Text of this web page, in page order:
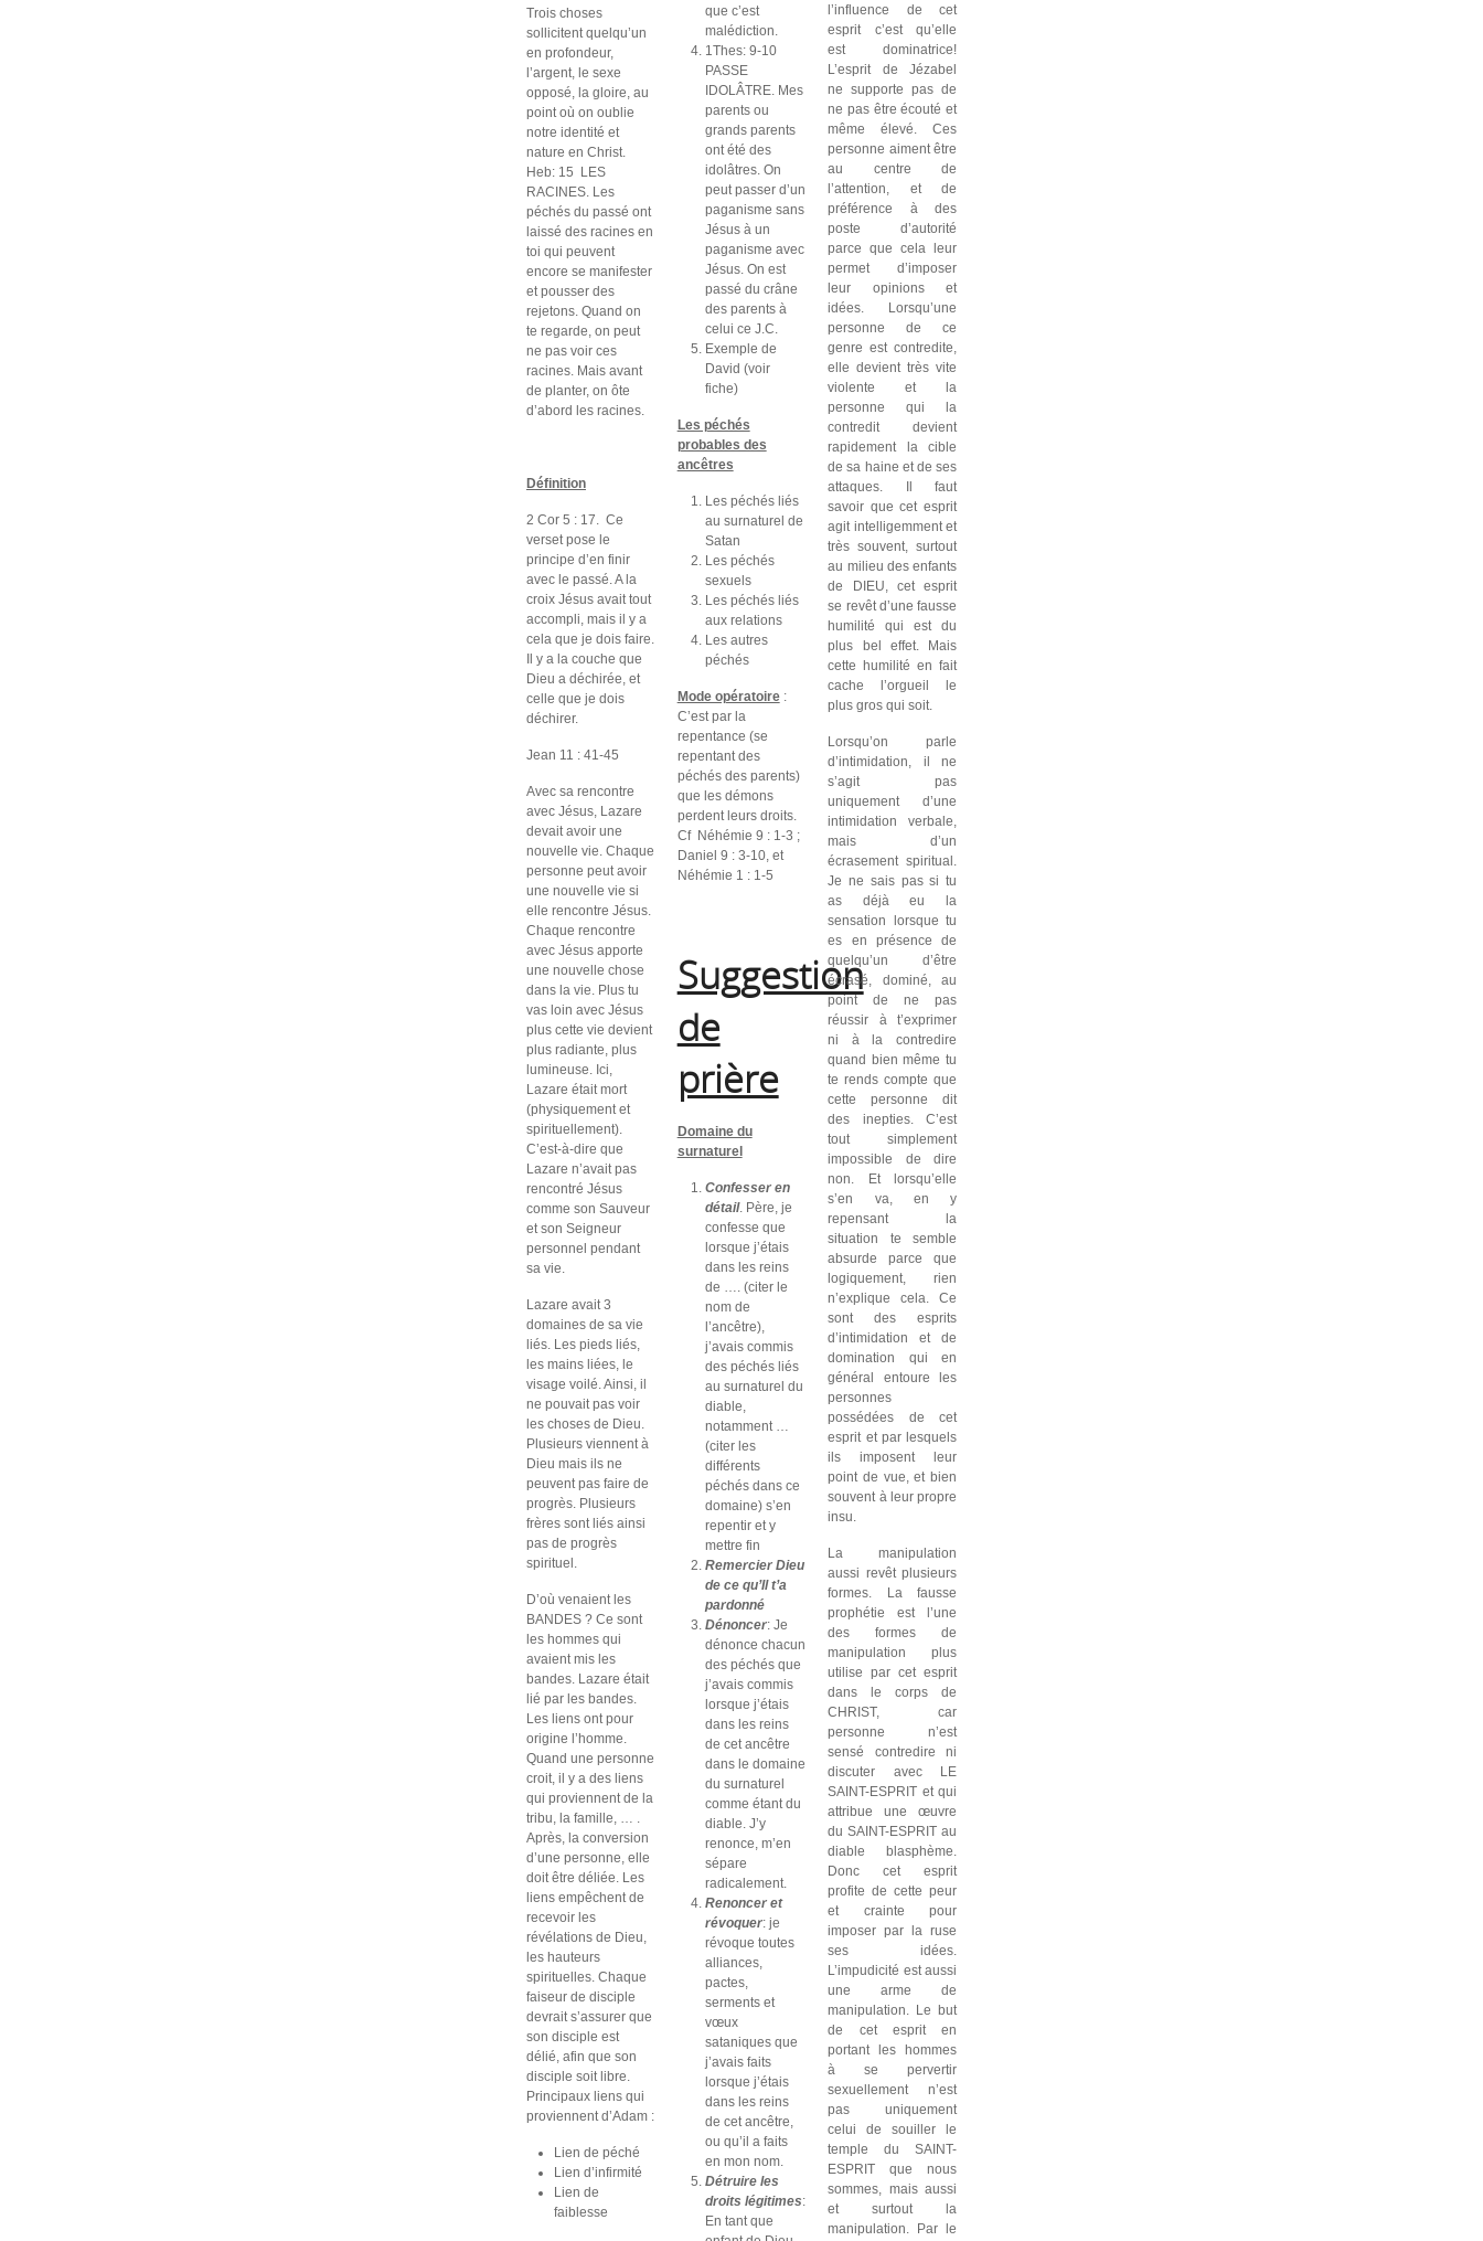
Trois choses
sollicitent quelqu’un
en profondeur,
l’argent, le sexe
opposé, la gloire, au
point où on oublie
notre identité et
nature en Christ.
Heb: 15 LES
RACINES. Les
péchés du passé ont
laissé des racines en
toi qui peuvent
encore se manifester
et pousser des
rejetons. Quand on
te regarde, on peut
ne pas voir ces
racines. Mais avant
de planter, on ôte
d’abord les racines.
Définition
2 Cor 5 : 17. Ce
verset pose le
principe d’en finir
avec le passé. A la
croix Jésus avait tout
accompli, mais il y a
cela que je dois faire.
Il y a la couche que
Dieu a déchirée, et
celle que je dois
déchirer.
Jean 11 : 41-45
Avec sa rencontre
avec Jésus, Lazare
devait avoir une
nouvelle vie. Chaque
personne peut avoir
une nouvelle vie si
elle rencontre Jésus.
Chaque rencontre
avec Jésus apporte
une nouvelle chose
dans la vie. Plus tu
vas loin avec Jésus
plus cette vie devient
plus radiante, plus
lumineuse. Ici,
Lazare était mort
(physiquement et
spirituellement).
C’est-à-dire que
Lazare n’avait pas
rencontré Jésus
comme son Sauveur
et son Seigneur
personnel pendant
sa vie.
Lazare avait 3
domaines de sa vie
liés. Les pieds liés,
les mains liées, le
visage voilé. Ainsi, il
ne pouvait pas voir
les choses de Dieu.
Plusieurs viennent à
Dieu mais ils ne
peuvent pas faire de
progrès. Plusieurs
frères sont liés ainsi
pas de progrès
spirituel.
D’où venaient les
BANDES ? Ce sont
les hommes qui
avaient mis les
bandes. Lazare était
lié par les bandes.
Les liens ont pour
origine l’homme.
Quand une personne
croit, il y a des liens
qui proviennent de la
tribu, la famille, … .
Après, la conversion
d’une personne, elle
doit être déliée. Les
liens empêchent de
recevoir les
révélations de Dieu,
les hauteurs
spirituelles. Chaque
faiseur de disciple
devrait s’assurer que
son disciple est
délié, afin que son
disciple soit libre.
Principaux liens qui
proviennent d’Adam :
Lien de péché
Lien d’infirmité
Lien de
faiblesse
que c’est
malédiction.
1Thes: 9-10
PASSE
IDOLÂTRE. Mes
parents ou
grands parents
ont été des
idolâtres. On
peut passer d’un
paganisme sans
Jésus à un
paganisme avec
Jésus. On est
passé du crâne
des parents à
celui ce J.C.
Exemple de
David (voir
fiche)
Les péchés
probables des
ancêtres
Les péchés liés
au surnaturel de
Satan
Les péchés
sexuels
Les péchés liés
aux relations
Les autres
péchés
Mode opératoire:
C’est par la
repentance (se
repentant des
péchés des parents)
que les démons
perdent leurs droits.
Cf Néhémie 9 : 1-3 ;
Daniel 9 : 3-10, et
Néhémie 1 : 1-5
Suggestion
de
prière
Domaine du
surnaturel
Confesser en
détail. Père, je
confesse que
lorsque j’étais
dans les reins
de …. (citer le
nom de
l’ancêtre),
j’avais commis
des péchés liés
au surnaturel du
diable,
notamment …
(citer les
différents
péchés dans ce
domaine) s’en
repentir et y
mettre fin
Remercier Dieu
de ce qu’Il t’a
pardonné
Dénoncer: Je
dénonce chacun
des péchés que
j’avais commis
lorsque j’étais
dans les reins
de cet ancêtre
dans le domaine
du surnaturel
comme étant du
diable. J’y
renonce, m’en
sépare
radicalement.
Renoncer et
révoquer: je
révoque toutes
alliances,
pactes,
serments et
vœux
sataniques que
j’avais faits
lorsque j’étais
dans les reins
de cet ancêtre,
ou qu’il a faits
en mon nom.
Détruire les
droits légitimes:
En tant que
l’influence de cet
esprit c’est qu’elle
est dominatrice!
L’esprit de Jézabel
ne supporte pas de
ne pas être écouté et
même élevé. Ces
personne aiment être
au centre de
l’attention, et de
préférence à des
poste d’autorité
parce que cela leur
permet d’imposer
leur opinions et
idées. Lorsqu’une
personne de ce
genre est contredite,
elle devient très vite
violente et la
personne qui la
contredit devient
rapidement la cible
de sa haine et de ses
attaques. Il faut
savoir que cet esprit
agit intelligemment et
très souvent, surtout
au milieu des enfants
de DIEU, cet esprit
se revêt d’une fausse
humilité qui est du
plus bel effet. Mais
cette humilité en fait
cache l’orgueil le
plus gros qui soit.
Lorsqu’on parle
d’intimidation, il ne
s’agit pas
uniquement d’une
intimidation verbale,
mais d’un
écrasement spiritual.
Je ne sais pas si tu
as déjà eu la
sensation lorsque tu
es en présence de
quelqu’un d’être
écrasé, dominé, au
point de ne pas
réussir à t’exprimer
ni à la contredire
quand bien même tu
te rends compte que
cette personne dit
des inepties. C’est
tout simplement
impossible de dire
non. Et lorsqu’elle
s’en va, en y
repensant la
situation te semble
absurde parce que
logiquement, rien
n’explique cela. Ce
sont des esprits
d’intimidation et de
domination qui en
général entoure les
personnes
possédées de cet
esprit et par lesquels
ils imposent leur
point de vue, et bien
souvent à leur propre
insu.
La manipulation
aussi revêt plusieurs
formes. La fausse
prophétie est l’une
des formes de
manipulation plus
utilise par cet esprit
dans le corps de
CHRIST, car
personne n’est
sensé contredire ni
discuter avec LE
SAINT-ESPRIT et qui
attribue une œuvre
du SAINT-ESPRIT au
diable blasphème.
Donc cet esprit
profite de cette peur
et crainte pour
imposer par la ruse
ses idées.
L’impudicité est aussi
une arme de
manipulation. Le but
de cet esprit en
portant les hommes
à se pervertir
sexuellement n’est
pas uniquement
celui de souiller le
temple du SAINT-
ESPRIT que nous
sommes, mais aussi
et surtout la
manipulation. Par le